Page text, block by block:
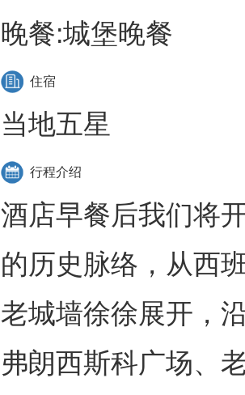
晚餐:城堡晚餐
住宿
当地五星
行程介绍
酒店早餐后我们将
的历史脉络，从西
老城墙徐徐展开，
弗朗西斯科广场、